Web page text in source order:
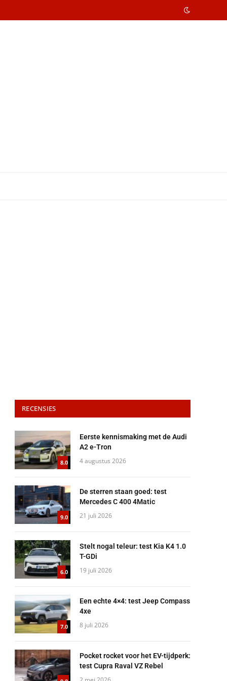
RECENSIES
8.0
Eerste kennismaking met de Audi
A2 e-Tron
4 augustus 2026
9.0
De sterren staan goed: test
Mercedes C 400 4Matic
21 juli 2026
6.0
Stelt nogal teleur: test Kia K4 1.0
T-GDi
19 juli 2026
7.0
Een echte 4×4: test Jeep Compass
4xe
8 juli 2026
Pocket rocket voor het EV-tijdperk:
test Cupra Raval VZ Rebel